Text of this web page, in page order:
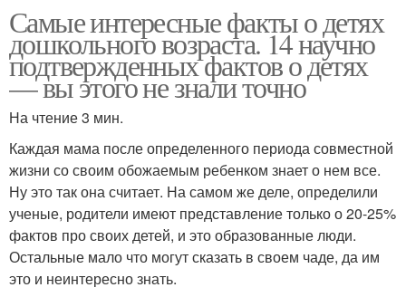
Самые интересные факты о детях
дошкольного возраста. 14 научно
подтвержденных фактов о детях
— вы этого не знали точно
На чтение 3 мин.
Каждая мама после определенного периода совместной
жизни со своим обожаемым ребенком знает о нем все.
Ну это так она считает. На самом же деле, определили
ученые, родители имеют представление только о 20-25%
фактов про своих детей, и это образованные люди.
Остальные мало что могут сказать в своем чаде, да им
это и неинтересно знать.